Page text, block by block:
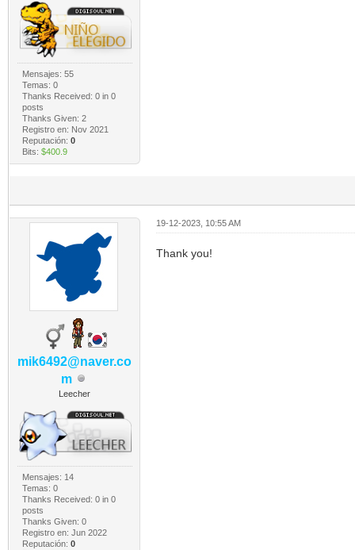
Mensajes: 55
Temas: 0
Thanks Received: 0in 0
posts
Thanks Given: 2
Registro en: Nov 2021
Reputación: 0
Bits: $400.9
mik6492@naver.co
m
Leecher
Mensajes: 14
Temas: 0
Thanks Received: 0in 0
posts
Thanks Given: 0
Registro en: Jun 2022
Reputación: 0
19-12-2023, 10:55 AM
Thank you!